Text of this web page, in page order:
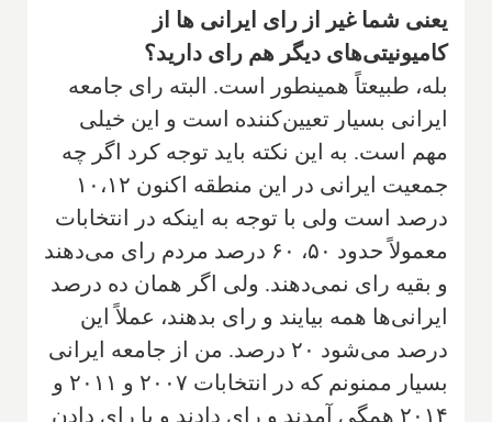
یعنی شما غیر از رای ایرانی ها از
کامیونیتی‌های دیگر هم رای دارید؟
بله، طبیعتاً همینطور است. البته رای جامعه
ایرانی بسیار تعیین‌کننده است و این خیلی
مهم است. به این نکته باید توجه کرد اگر چه
جمعیت ایرانی در این منطقه اکنون ۱۰،۱۲
درصد است ولی با توجه به اینکه در انتخابات
معمولاً حدود ۵۰، ۶۰ درصد مردم رای می‌دهند
و بقیه رای نمی‌دهند. ولی اگر همان ده درصد
ایرانی‌ها همه بیایند و رای بدهند، عملاً این
درصد می‌شود ۲۰ درصد. من از جامعه ایرانی
بسیار ممنونم که در انتخابات ۲۰۰۷ و ۲۰۱۱ و
۲۰۱۴ همگی آمدند و رای دادند و با رای دادن